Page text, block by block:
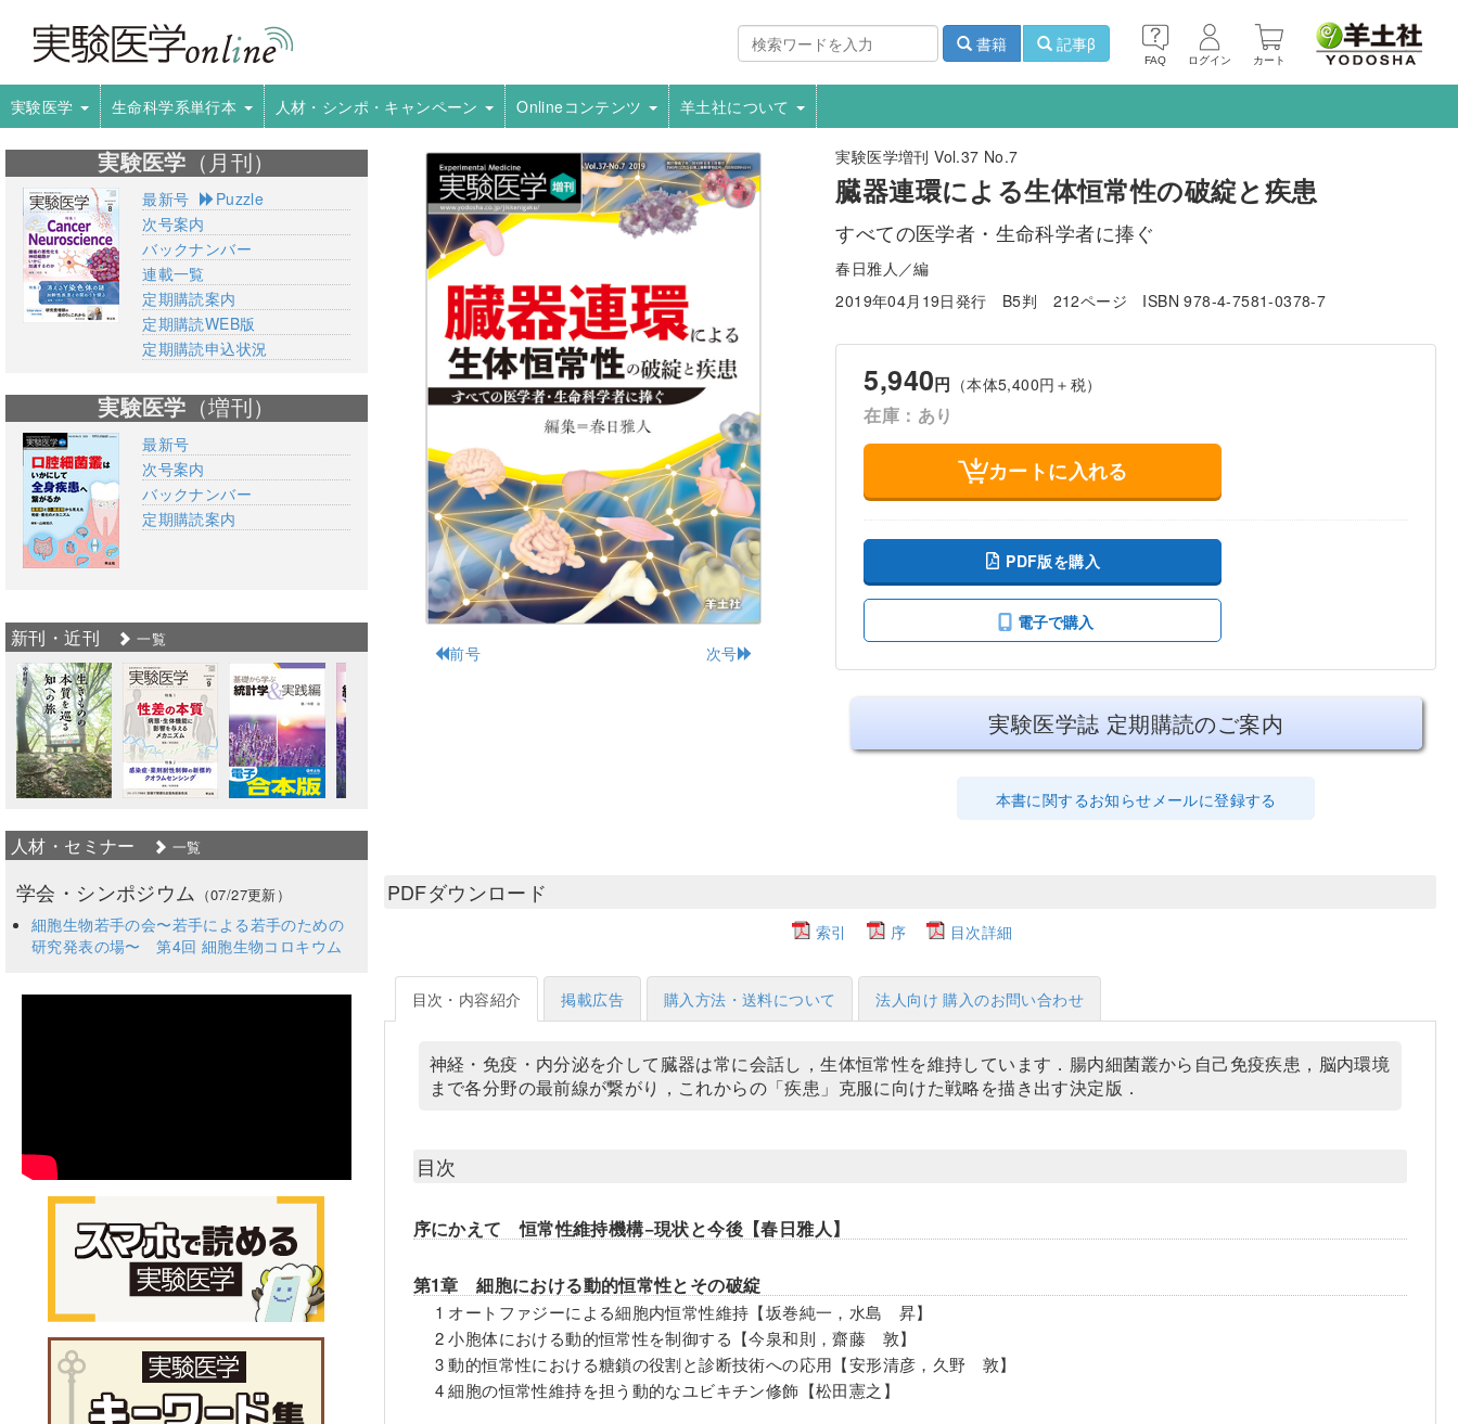
FAQ ログイン カート
書籍 記事β
実験医学 生命科学系単行本 人材・シンポ・キャンペーン Onlineコンテンツ 羊土社について
前号 次号
実験医学増刊 Vol.37 No.7
臓器連環による生体恒常性の破綻と疾患
すべての医学者・生命科学者に捧ぐ
春日雅人／編
2019年04月19日発行
B5判 212ページ ISBN 978-4-7581-0378-7
5,940円 （本体5,400円＋税）
在庫：あり
カートに入れる
PDF版を購入
電子で購入
実験医学誌 定期購読のご案内
本書に関するお知らせメールに登録する
PDFダウンロード
索引 序 目次詳細
目次・内容紹介 掲載広告 購入方法・送料について 法人向け 購入のお問い合わせ
神経・免疫・内分泌を介して臓器は常に会話し，生体恒常性を維持しています．腸内細菌叢から自己免疫疾患，脳内環境
まで各分野の最前線が繋がり，これからの「疾患」克服に向けた戦略を描き出す決定版．
目次
序にかえて 恒常性維持機構−現状と今後【春日雅人】
第1章 細胞における動的恒常性とその破綻
1 オートファジーによる細胞内恒常性維持【坂巻純一，水島 昇】
2 小胞体における動的恒常性を制御する【今泉和則，齋藤 敦】
3 動的恒常性における糖鎖の役割と診断技術への応用【安形清彦，久野 敦】
4 細胞の恒常性維持を担う動的なユビキチン修飾【松田憲之】
実験医学 （月刊）
最新号
Puzzle
次号案内
バックナンバー
連載一覧
定期購読案内
定期購読WEB版
定期購読申込状況
実験医学 （増刊）
最新号
次号案内
バックナンバー
定期購読案内
新刊・近刊 一覧
人材・セミナー 一覧
学会・シンポジウム （07/27更新）
細胞生物若手の会〜若手による若手のための
研究発表の場〜 第4回 細胞生物コロキウム